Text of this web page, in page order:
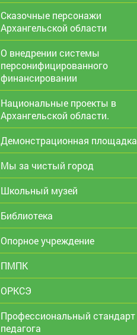
Сказочные персонажи
Архангельской области
О внедрении системы
персонифицированного
финансировании
Национальные проекты в
Архангельской области.
Демонстрационная площадка
Мы за чистый город
Школьный музей
Библиотека
Опорное учреждение
ПМПК
ОРКСЭ
Профессиональный стандарт
педагога